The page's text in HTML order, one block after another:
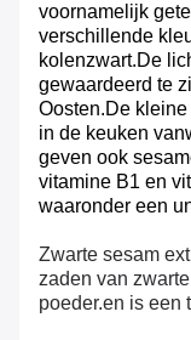
voornamelijk
verschillende
kolenzwart.De
gewaardeerd te
Oosten.De
in de keuken
geven ook
vitamine B1 en
waaronder een
Zwarte sesam
zaden van
poeder.en is een